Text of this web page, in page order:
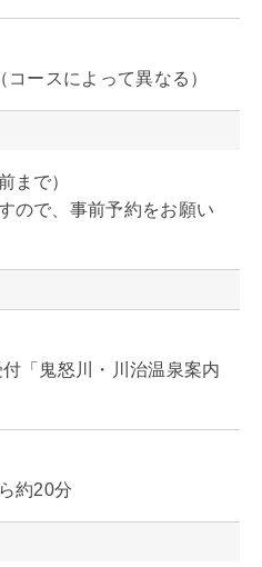
ースによって異なる）
まで）
ので、事前予約をお願い
「鬼怒川・川治温泉案内
約20分